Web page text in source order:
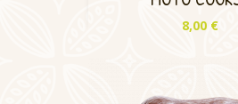
Prix
8,00 €